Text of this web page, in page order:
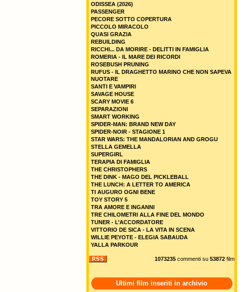
ODISSEA (2026)
PASSENGER
PECORE SOTTO COPERTURA
PICCOLO MIRACOLO
QUASI GRAZIA
REBUILDING
RICCHI... DA MORIRE - DELITTI IN FAMIGLIA
ROMERIA - IL MARE DEI RICORDI
ROSEBUSH PRUNING
RUFUS - IL DRAGHETTO MARINO CHE NON SAPEVA
NUOTARE
SANTI E VAMPIRI
SAVAGE HOUSE
SCARY MOVIE 6
SEPARAZIONI
SMART WORKING
SPIDER-MAN: BRAND NEW DAY
SPIDER-NOIR - STAGIONE 1
STAR WARS: THE MANDALORIAN AND GROGU
STELLA GEMELLA
SUPERGIRL
TERAPIA DI FAMIGLIA
THE CHRISTOPHERS
THE DINK - MAGO DEL PICKLEBALL
THE LUNCH: A LETTER TO AMERICA
TI AUGURO OGNI BENE
TOY STORY 5
TRA AMORE E INGANNI
TRE CHILOMETRI ALLA FINE DEL MONDO
TUNER - L’ACCORDATORE
VITTORIO DE SICA - LA VITA IN SCENA
WILLIE PEYOTE - ELEGIA SABAUDA
YALLA PARKOUR
1073235 commenti su 53872 film
Ultimi film inseriti in archivio